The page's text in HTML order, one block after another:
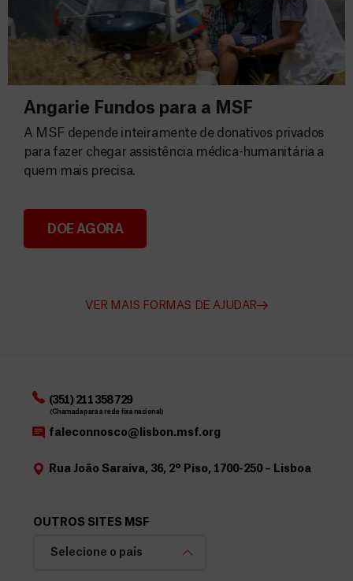
Angarie Fundos para a MSF
Angarie Fundos para a MSF
A MSF depende inteiramente de donativos privados
para fazer chegar assistência médica-humanitária a
quem mais precisa.
DOE AGORA
VER MAIS FORMAS DE AJUDAR
(351) 211 358 729
(Chamada para a rede fixa nacional)
faleconnosco@lisbon.msf.org
Rua João Saraiva, 36, 2º Piso, 1700-250 – Lisboa
OUTROS SITES MSF
Selecione o país